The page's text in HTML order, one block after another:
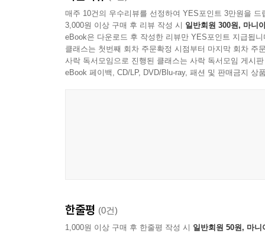
책의 구성과 주요 내용
본서는 총 4부로 구성되며, 고구려·발해 연구를
형성과 서술 과정에 대한 비판적 검토를 토대로,
국제관계 속에서의 전략적 움직임이었음을 드러낸
매주 10건의 우수리뷰를 선정하여 YES포인트 3만원을 드
3,000원 이상 구매 후 리뷰 작성 시 일반회원 300원, 마니
eBook은 다운로드 후 작성한 리뷰만 YES포인트 지급됩니
클래스는 첫번째 회차 주문확정 시점부터 마지막 회차 주
사락 독서모임으로 진행된 클래스는 사락 독서모임 게시
eBook 페이백, CD/LP, DVD/Blu-ray, 패션 및 판매금지 상
한줄평 (0건)
1,000원 이상 구매 후 한줄평 작성 시 일반회원 50원, 마니